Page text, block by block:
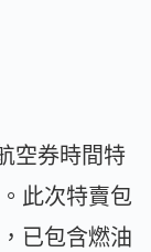
空券時間特
此次特賣包
已包含燃油